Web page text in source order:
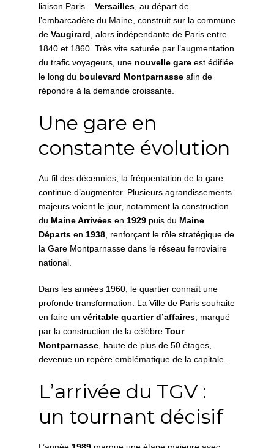
liaison Paris – Versailles , au départ de
l’embarcadère du Maine, construit sur la commune
de Vaugirard , alors indépendante de Paris entre
1840 et 1860. Très vite saturée par l’augmentation
du trafic voyageurs, une nouvelle gare est édifiée
le long du boulevard Montparnasse afin de
répondre à la demande croissante.
Une gare en
constante évolution
Au fil des décennies, la fréquentation de la gare
continue d’augmenter. Plusieurs agrandissements
majeurs voient le jour, notamment la construction
du Maine Arrivées en 1929 puis du Maine
Départs en 1938 , renforçant le rôle stratégique de
la Gare Montparnasse dans le réseau ferroviaire
national.
Dans les années 1960, le quartier connaît une
profonde transformation. La Ville de Paris souhaite
en faire un véritable quartier d’affaires , marqué
par la construction de la célèbre Tour
Montparnasse , haute de plus de 50 étages,
devenue un repère emblématique de la capitale.
L’arrivée du TGV :
un tournant décisif